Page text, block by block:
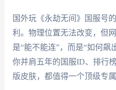
国外玩《永劫无间》国服号
利。物理位置无法改变，但
是“能不能连”，而是“如何飙
你并肩五年的国服ID、排行
版皮肤，都值得一个顶级专属